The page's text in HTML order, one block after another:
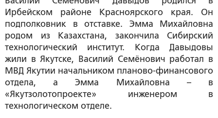
Ирбейском районе Красноярского края. Он
подполковник в отставке. Эмма Михайловна
родом из Казахстана, закончила Сибирский
технологический институт. Когда Давыдовы
жили в Якутске, Василий Семёнович работал в
МВД Якутии начальником планово-финансового
отдела, а Эмма Михайловна – в
«Якутзолотопроекте» инженером в
технологическом отделе.